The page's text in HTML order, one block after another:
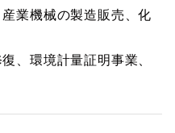
業機械の製造販売、化
、環境計量証明事業、